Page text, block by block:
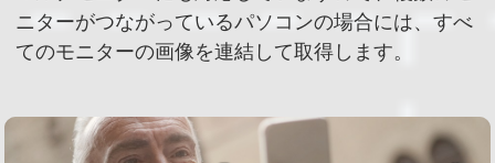
ニターがつながっているパソコンの場合には、すべ
てのモニターの画像を連結して取得します。